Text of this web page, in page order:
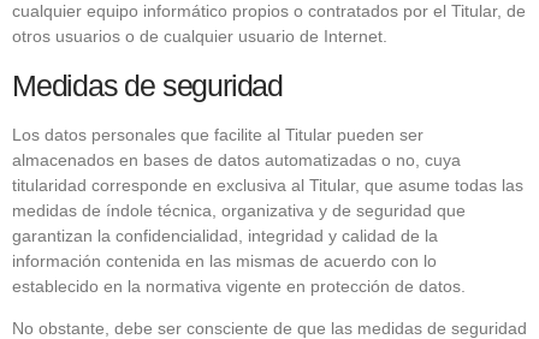
cualquier equipo informático propios o contratados por el Titular, de
otros usuarios o de cualquier usuario de Internet.
Medidas de seguridad
Los datos personales que facilite al Titular pueden ser
almacenados en bases de datos automatizadas o no, cuya
titularidad corresponde en exclusiva al Titular, que asume todas las
medidas de índole técnica, organizativa y de seguridad que
garantizan la confidencialidad, integridad y calidad de la
información contenida en las mismas de acuerdo con lo
establecido en la normativa vigente en protección de datos.
No obstante, debe ser consciente de que las medidas de seguridad